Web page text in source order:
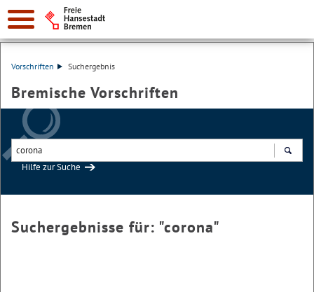
Vorschriften Suchergebnis
Bremische Vorschriften
Hilfe zur Suche
Suchergebnisse für: "corona"